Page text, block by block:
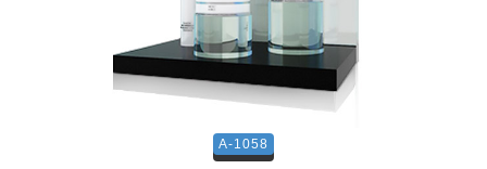
A-1058